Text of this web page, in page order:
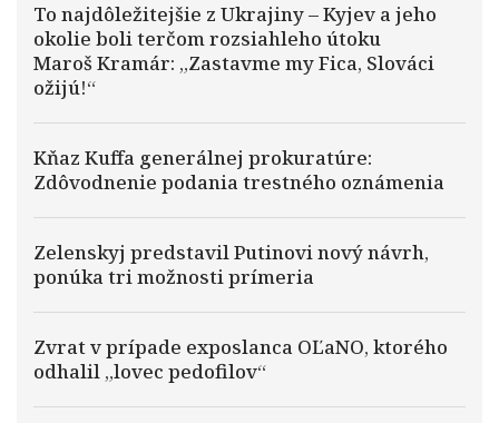
To najdôležitejšie z Ukrajiny – Kyjev a jeho
okolie boli terčom rozsiahleho útoku
Maroš Kramár: „Zastavme my Fica, Slováci
ožijú!“
Kňaz Kuffa generálnej prokuratúre:
Zdôvodnenie podania trestného oznámenia
Zelenskyj predstavil Putinovi nový návrh,
ponúka tri možnosti prímeria
Zvrat v prípade exposlanca OĽaNO, ktorého
odhalil „lovec pedofilov“